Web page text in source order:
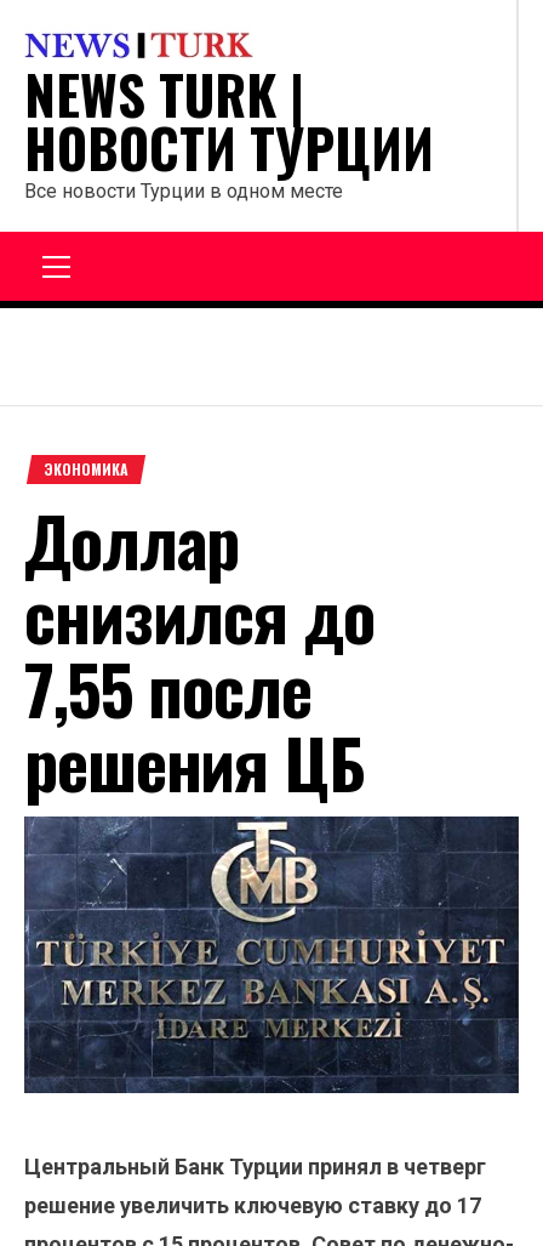
содержанию
NEWS TURK |
НОВОСТИ ТУРЦИИ
Все новости Турции в одном месте
ЭКОНОМИКА
Доллар
снизился до
7,55 после
решения ЦБ
Центральный Банк Турции принял в четверг
решение увеличить ключевую ставку до 17